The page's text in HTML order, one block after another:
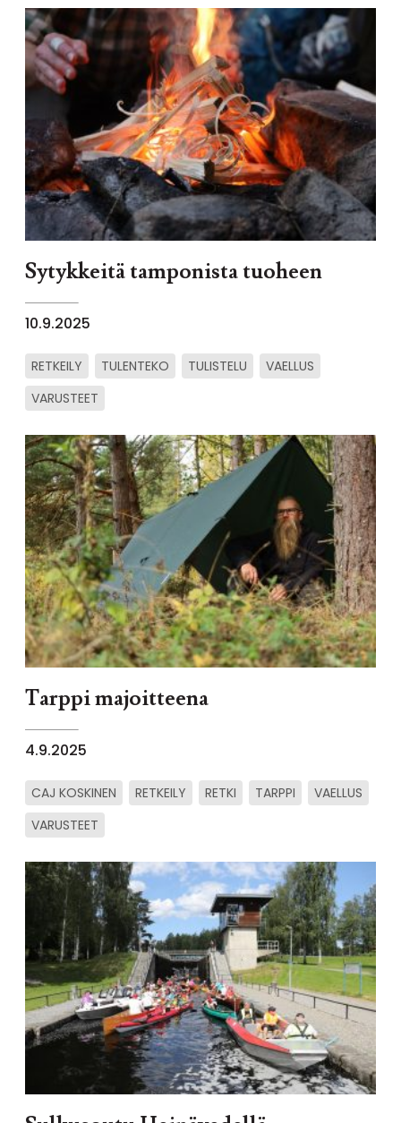
Sytykkeitä tamponista tuoheen
10.9.2025
RETKEILY TULENTEKO TULISTELU
VAELLUS
VARUSTEET
Tarppi majoitteena
4.9.2025
CAJ KOSKINEN RETKEILY RETKI TARPPI
VAELLUS
VARUSTEET